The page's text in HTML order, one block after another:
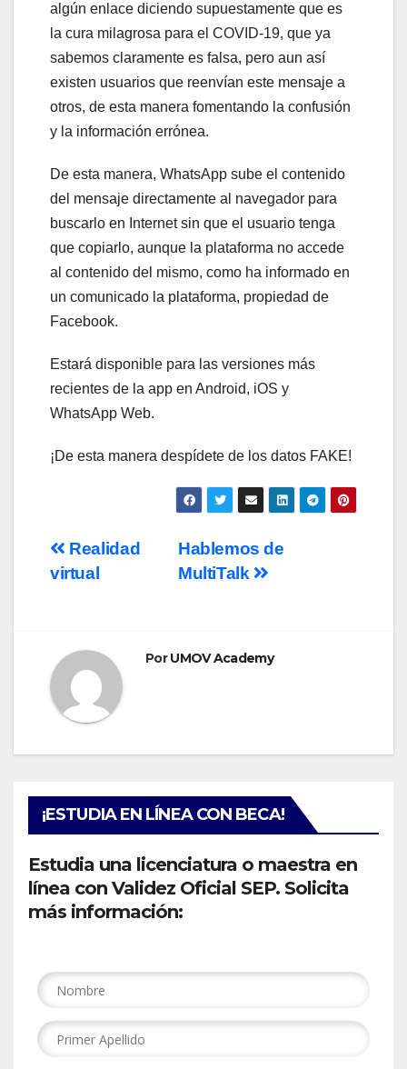
algún enlace diciendo supuestamente que es
la cura milagrosa para el COVID-19, que ya
sabemos claramente es falsa, pero aun así
existen usuarios que reenvían este mensaje a
otros, de esta manera fomentando la confusión
y la información errónea.
De esta manera, WhatsApp sube el contenido
del mensaje directamente al navegador para
buscarlo en Internet sin que el usuario tenga
que copiarlo, aunque la plataforma no accede
al contenido del mismo, como ha informado en
un comunicado la plataforma, propiedad de
Facebook.
Estará disponible para las versiones más
recientes de la app en Android, iOS y
WhatsApp Web.
¡De esta manera despídete de los datos FAKE!
NavegaciónHablemos de
MultiTalk
Realidad
virtual
PorUMOV Academy
¡ESTUDIA EN LÍNEA CON BECA!
Estudia una licenciatura o maestra en
línea con Validez Oficial SEP. Solicita
más información: